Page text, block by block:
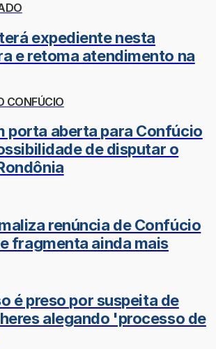
expediente nesta
e retoma atendimento na
CONFÚCIO
porta aberta para Confúcio
de disputar o
renúncia de Confúcio
fragmenta ainda mais
é preso por suspeita de
alegando 'processo de